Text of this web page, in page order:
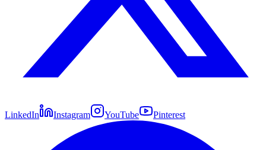
LinkedIn Instagram YouTube Pinterest